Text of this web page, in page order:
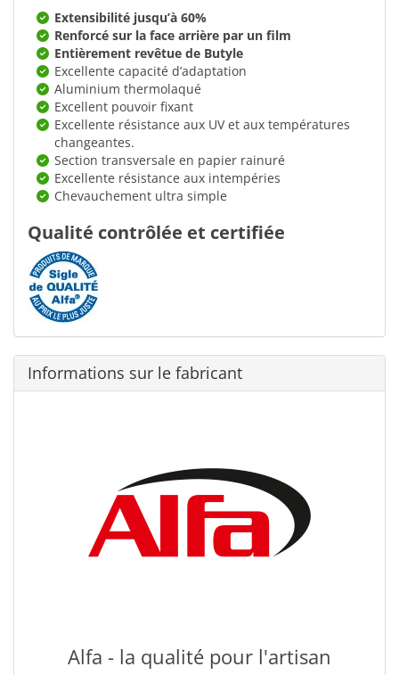
Extensibilité jusqu’à 60%
Renforcé sur la face arrière par un film
Entièrement revêtue de Butyle
Excellente capacité d’adaptation
Aluminium thermolaqué
Excellent pouvoir fixant
Excellente résistance aux UV et aux températures
changeantes.
Section transversale en papier rainuré
Excellente résistance aux intempéries
Chevauchement ultra simple
Qualité contrôlée et certifiée
Informations sur le fabricant
Alfa - la qualité pour l'artisan